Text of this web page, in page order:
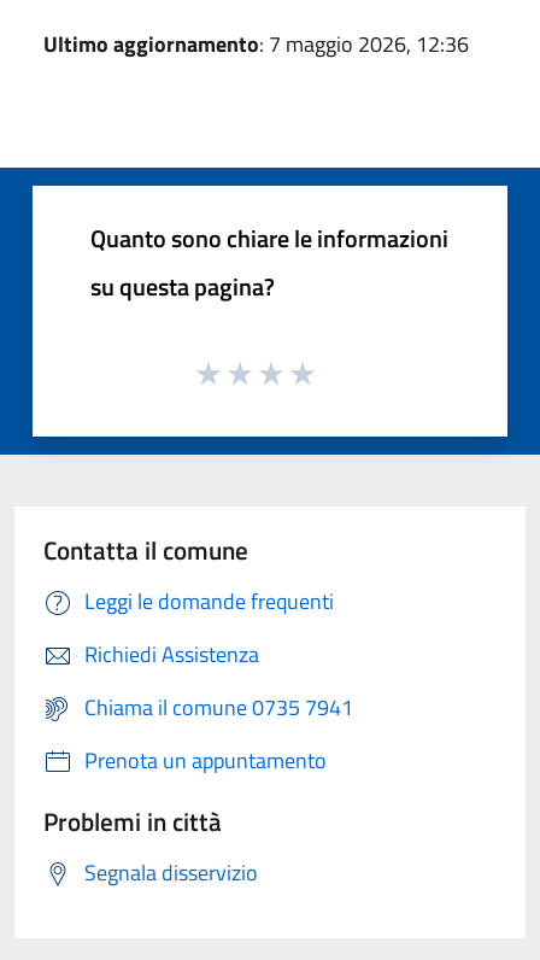
Ultimo aggiornamento: 7 maggio 2026, 12:36
Quanto sono chiare le informazioni
su questa pagina?
Contatta il comune
Leggi le domande frequenti
Richiedi Assistenza
Chiama il comune 0735 7941
Prenota un appuntamento
Problemi in città
Segnala disservizio